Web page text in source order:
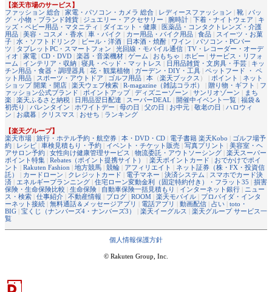
【楽天市場のサービス】
ファッション 総合 | 家電・パソコン・カメラ 総合 | レディースファッション | 靴 | バッ
グ・小物・ブランド雑貨 | ジュエリー・アクセサリー | 腕時計 | 下着・ナイトウェア | キ
ッズ・ベビー用品・マタニティ | ダイエット・健康 | 医薬品・コンタクトレンズ・介護
用品 | 美容・コスメ・香水 | 車・バイク | カー用品・バイク用品 | 食品 | スイーツ・お菓
子 | 水・ソフトドリンク | ビール・洋酒 | 日本酒・焼酎 | ワイン | パソコン・PCパー
ツ | タブレットPC・スマートフォン | 光回線・モバイル通信 | TV・レコーダー・オーデ
ィオ | 家電 | CD・DVD | 楽器・音楽機材 | ゲーム | おもちゃ | ホビー | サービス・リフォ
ーム | インテリア・収納 | 寝具・ベッド・マットレス | 日用品雑貨・文房具・手芸 | キッ
チン用品・食器・調理器具 | 花・観葉植物 | ガーデン・DIY・工具 | ペットフード ・ ペ
ット用品 | スポーツ・アウトドア | ゴルフ用品 | 本 （楽天ブックス ） | ポイント | ネット
ショップ 開業・開店 | 楽天ウェブ検索 | R-magazine（雑誌コラボ） | 贈り物・ギフト | フ
ァッション公式ブランド | ポイントアップ| ディズニーゾーン | サンリオゾーン | まち
楽 | 楽天ふるさと納税 | 日用品翌日配達 | スーパーDEAL | 開催中イベント一覧 | 福袋＆
初売り | バレンタイン | ホワイトデー | 母の日 | 父の日 | お中元 | 敬老の日 | ハロウィ
ン | お歳暮 | クリスマス | おせち | ランキング
【楽天グループ】
楽天市場 | 旅行・ホテル予約・航空券 | 本・DVD・CD | 電子書籍 楽天Kobo | ゴルフ場予
約 | レシピ | 車検見積もり・予約 | イベント・チケット販売 | 写真プリント | 美容室・ヘ
アサロン予約 | 女性向け健康管理サービス | 物流委託・アウトソーシング | 楽天スーパー
ポイント特集 | Rebates（ポイント提携サイト） | 楽天ポイントカード | おでかけでポイ
ント | Rakuten Fashion | 地方競馬 | 競輪 | アフィリエイト | ネット証券（株・FX・投資信
託）
| カードローン | クレジットカード | 電子マネー | 決済システム | スマホでカード決
済 | エネルギープランニング | 住宅ローン変動金利（固定特約付き）・フラット35 | 損害
保険・生命保険比較 | 生命保険 | 自動車保険一括見積もり | インターネット銀行 | ニュー
ス・検索 | 仕事紹介 | 不動産情報 | ブログ | ROOM | 楽天モバイル | プロバイダ・インタ
ーネット接続 | 無料通話＆メッセージアプリ | 電話アプリ | 動画配信 | 占い | toto・
BIG | 宝くじ（ナンバーズ4・ナンバーズ3） | 楽天イーグルス | 楽天グループ サービス一
覧
個人情報保護方針
© Rakuten Group, Inc.